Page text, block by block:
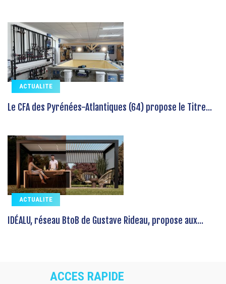
ACTUALITE
Le CFA des Pyrénées-Atlantiques (64) propose le Titre...
ACTUALITE
IDÉALU, réseau BtoB de Gustave Rideau, propose aux...
ACCES RAPIDE